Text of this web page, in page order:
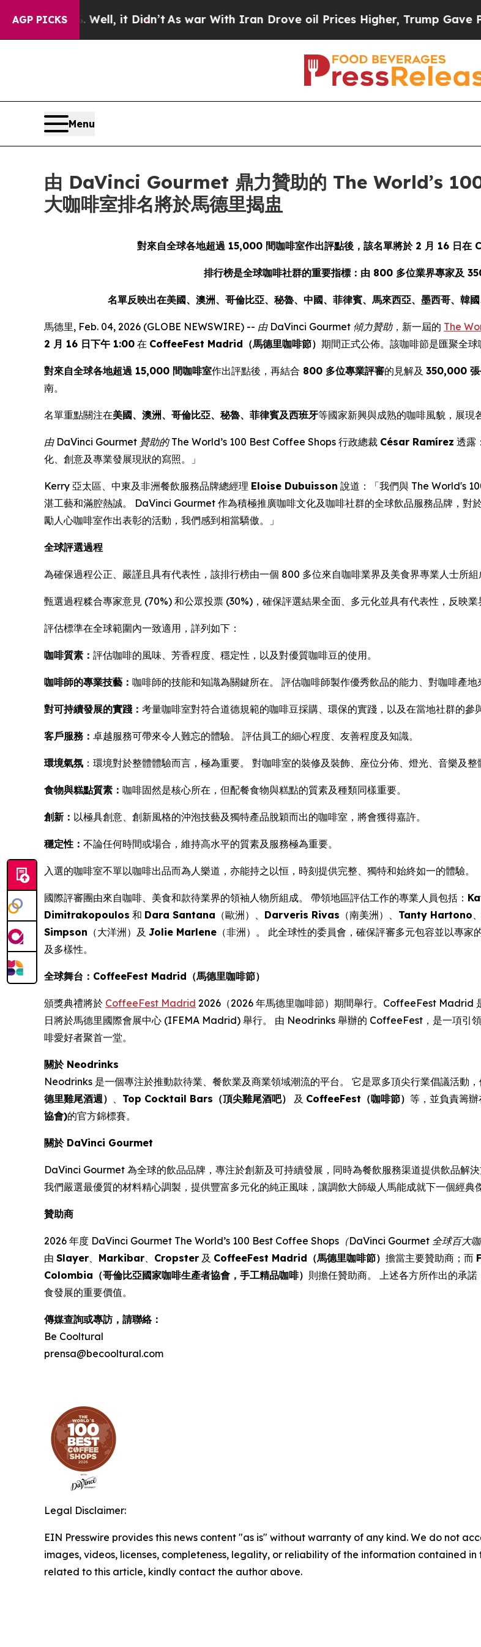
AGP PICKS
Well, it Didn’tAs war With Iran Drove oil Prices Higher, Trump Gave Politically
Menu
由 DaVinci Gourmet 鼎力贊助的 The World’s
大咖啡室排名將於馬德里揭盅
對來自全球各地超過 15,000 間咖啡室作出評點後，該名單將於 2 月 16 日
排行榜是全球咖啡社群的重要指標：由 800 多位業界專家及
名單反映出在美國、澳洲、哥倫比亞、秘魯、中國、菲律賓、馬來西亞、墨西哥、韓
馬德里, Feb. 04, 2026 (GLOBE NEWSWIRE) -- 由 DaVinci Gourmet 傾力贊助，新一屆的 The
2 月 16 日下午 1:00 在 CoffeeFest Madrid（馬德里咖啡節） 期間正式公佈。該咖啡節是匯聚全球
對來自全球各地超過 15,000 間咖啡室作出評點後，再結合 800 多位專業評審的見解及 350,000 張
南。
名單重點關注在美國、澳洲、哥倫比亞、秘魯、菲律賓及西班牙等國家新興與成熟的咖啡風貌，展現
由 DaVinci Gourmet 贊助的 The World’s 100 Best Coffee Shops 行政總裁 César Ramírez 透露
化、創意及專業發展現狀的寫照。」
Kerry 亞太區、中東及非洲餐飲服務品牌總經理 Eloise Dubuisson 說道：「我們與 The World's
湛工藝和滿腔熱誠。 DaVinci Gourmet 作為積極推廣咖啡文化及咖啡社群的全球飲品服務品牌，對
勵人心咖啡室作出表彰的活動，我們感到相當驕傲。」
全球評選過程
為確保過程公正、嚴謹且具有代表性，該排行榜由一個 800 多位來自咖啡業界及美食界專業人士所
甄選過程糅合專家意見 (70%) 和公眾投票 (30%)，確保評選結果全面、多元化並具有代表性，反映業
評估標準在全球範圍內一致適用，詳列如下：
咖啡質素： 評估咖啡的風味、芳香程度、穩定性，以及對優質咖啡豆的使用。
咖啡師的專業技藝： 咖啡師的技能和知識為關鍵所在。 評估咖啡師製作優秀飲品的能力、對咖啡產地
對可持續發展的實踐： 考量咖啡室對符合道德規範的咖啡豆採購、環保的實踐，以及在當地社群的參與
客戶服務： 卓越服務可帶來令人難忘的體驗。 評估員工的細心程度、友善程度及知識。
環境氣氛 ：環境對於整體體驗而言，極為重要。 對咖啡室的裝修及裝飾、座位分佈、燈光、音樂及整
食物與糕點質素： 咖啡固然是核心所在，但配餐食物與糕點的質素及種類同樣重要。
創新： 以極具創意、創新風格的沖泡技藝及獨特產品脫穎而出的咖啡室，將會獲得嘉許。
穩定性： 不論任何時間或場合，維持高水平的質素及服務極為重要。
入選的咖啡室不單以咖啡出品而為人樂道，亦能持之以恒，時刻提供完整、獨特和始終如一的體驗。
國際評審團由來自咖啡、美食和款待業界的領袖人物所組成。 帶領地區評估工作的專業人員包括：
Dimitrakopoulos 和 Dara Santana （歐洲）、 Darveris Rivas （南美洲）、 Tanty Hartono、
Simpson （大洋洲）及 Jolie Marlene （非洲）。 此全球性的委員會，確保評審多元包容並以專
及多樣性。
全球舞台：CoffeeFest Madrid（馬德里咖啡節）
頒獎典禮將於 CoffeeFest Madrid 2026（2026 年馬德里咖啡節）期間舉行。CoffeeFest Madrid
日將於馬德里國際會展中心 (IFEMA Madrid) 舉行。 由 Neodrinks 舉辦的 CoffeeFest，是一項引
啡愛好者聚首一堂。
關於 Neodrinks
Neodrinks 是一個專注於推動款待業、餐飲業及商業領域潮流的平台。 它是眾多頂尖行業倡議活動，
德里雞尾酒週） 、 Top Cocktail Bars（頂尖雞尾酒吧） 及 CoffeeFest（咖啡節） 等，並負責籌
協會)的官方錦標賽。
關於 DaVinci Gourmet
DaVinci Gourmet 為全球的飲品品牌，專注於創新及可持續發展，同時為餐飲服務渠道提供飲品解
我們嚴選最優質的材料精心調製，提供豐富多元化的純正風味，讓調飲大師級人馬能成就下一個經典
贊助商
2026 年度 DaVinci Gourmet The World’s 100 Best Coffee Shops（DaVinci Gourmet 全球百大咖
由 Slayer、 Markibar、 Cropster 及 CoffeeFest Madrid（馬德里咖啡節） 擔當主要贊助商；而
Colombia（哥倫比亞國家咖啡生產者協會，手工精品咖啡） 則擔任贊助商。 上述各方所作出的承
食發展的重要價值。
傳媒查詢或專訪，請聯絡：
Be Cooltural
prensa@becooltural.com
Legal Disclaimer:
EIN Presswire provides this news content "as is" without warranty of any kind. We do not
images, videos, licenses, completeness, legality, or reliability of the information contained
related to this article, kindly contact the author above.